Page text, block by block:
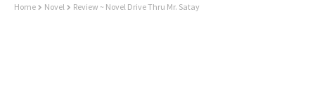
Home Novel Review ~ Novel Drive Thru Mr. Satay